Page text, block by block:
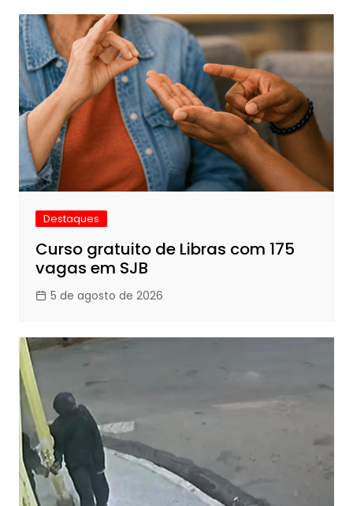
Destaques
Curso gratuito de Libras com 175
vagas em SJB
5 de agosto de 2026